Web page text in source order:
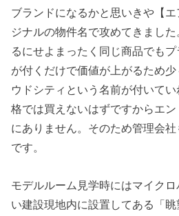
ブランドになるかと思いきや【
ジナルの物件名で攻めてきまし
るにせよまったく同じ商品でも
が付くだけで価値が上がるため
ウドシティという名前が付いて
格では買えないはずですからエ
にありません。そのため管理会
です。
モデルルーム見学時にはマイク
い建設現地内に設置してある「